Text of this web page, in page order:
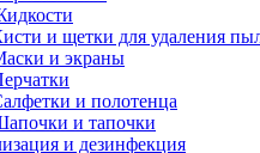
и щетки для удаления
и экраны
и полотенца
и тапочки
и дезинфекция